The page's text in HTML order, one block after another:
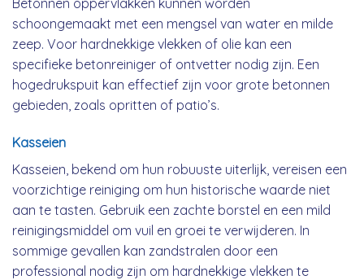
Betonnen oppervlakken kunnen worden
schoongemaakt met een mengsel van water en milde
zeep. Voor hardnekkige vlekken of olie kan een
specifieke betonreiniger of ontvetter nodig zijn. Een
hogedrukspuit kan effectief zijn voor grote betonnen
gebieden, zoals opritten of patio’s.
Kasseien
Kasseien, bekend om hun robuuste uiterlijk, vereisen een
voorzichtige reiniging om hun historische waarde niet
aan te tasten. Gebruik een zachte borstel en een mild
reinigingsmiddel om vuil en groei te verwijderen. In
sommige gevallen kan zandstralen door een
professional nodig zijn om hardnekkige vlekken te